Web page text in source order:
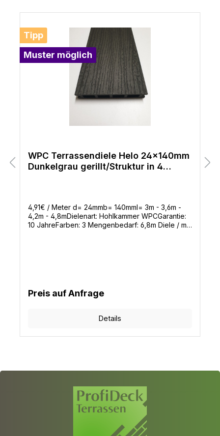
Tipp
Muster möglich
WPC Terrassendiele Helo 24x140mm
Dunkelgrau gerillt/Struktur in 4
4,91€ / Meter d= 24mmb= 140mml= 3m - 3,6m -
4,2m - 4,8mDielenart: Hohlkammer WPCGarantie:
10 JahreFarben: 3 Mengenbedarf: 6,8m Diele / m²
Preis auf Anfrage
Details